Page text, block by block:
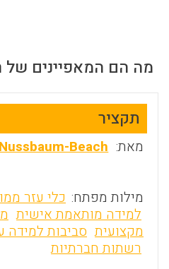
מה הם המאפיינים
תקציר
מאת: Beach
מילות מפתח: כלי עזר
למידה מותאמת אישית
מקצועית סביבות למידה
רשתות חברתיות